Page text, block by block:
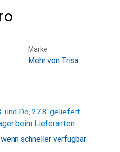
Marke
Mehr von Trisa
und Do, 27.8. geliefert
beim Lieferanten
schneller verfügbar